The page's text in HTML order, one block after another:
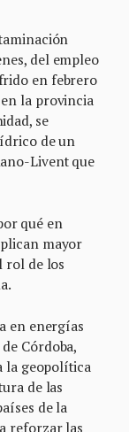
del empleo
en febrero
la provincia
se
de un
Livent que
qué en
mayor
rol de los
en energías
Córdoba,
la geopolítica
de las
de la
reforzar las